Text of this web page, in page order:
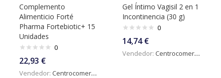
Complemento
Alimenticio Forté
Pharma Fortebiotic+ 15
Unidades
0
22,93 €
Vendedor: Centrocomercialdigital
Gel Íntimo Vagisil 2 en 1
Incontinencia (30 g)
0
14,74€
Vendedor: Centrocomercialdigital